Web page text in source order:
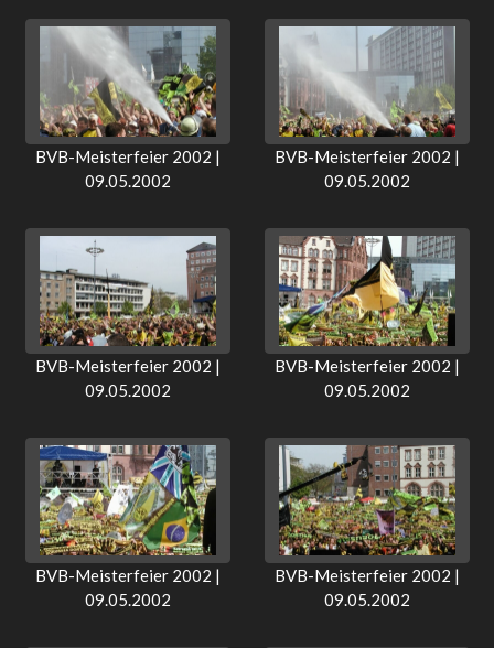
BVB-Meisterfeier 2002 |
09.05.2002
BVB-Meisterfeier 2002 |
09.05.2002
BVB-Meisterfeier 2002 |
09.05.2002
BVB-Meisterfeier 2002 |
09.05.2002
BVB-Meisterfeier 2002 |
09.05.2002
BVB-Meisterfeier 2002 |
09.05.2002